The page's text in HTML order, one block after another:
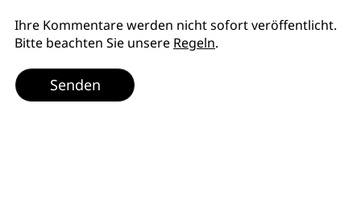
Ihre Kommentare werden nicht sofort veröffentlicht.
Bitte beachten Sie unsere Regeln.
Senden